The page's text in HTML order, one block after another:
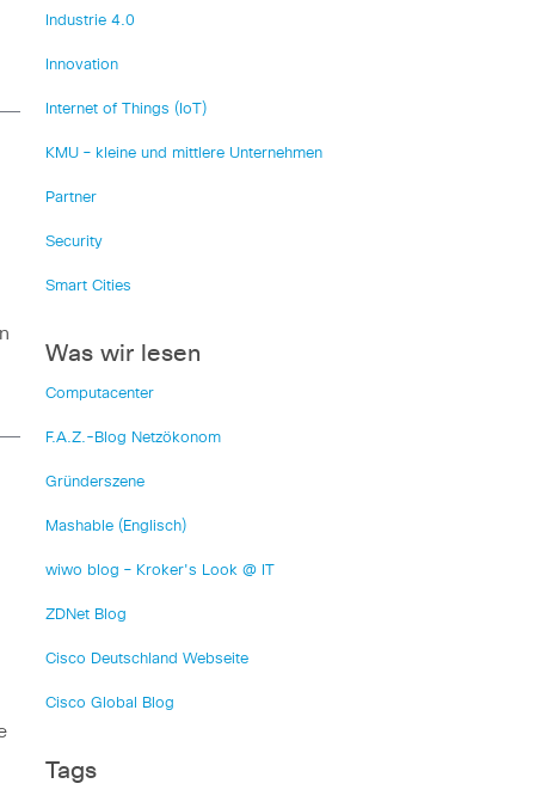
Industrie 4.0
Innovation
Internet of Things (IoT)
KMU – kleine und mittlere Unternehmen
Partner
Security
Smart Cities
Was wir lesen
Computacenter
F.A.Z.-Blog Netzökonom
Gründerszene
Mashable (Englisch)
wiwo blog – Kroker's Look @ IT
ZDNet Blog
Cisco Deutschland Webseite
Cisco Global Blog
Tags